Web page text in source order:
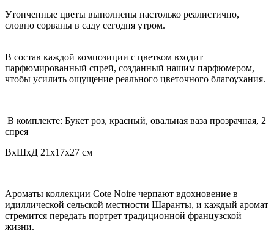
Утонченные цветы выполнены настолько реалистично,
словно сорваны в саду сегодня утром.
В состав каждой композиции с цветком входит
парфюмированный спрей, созданный нашим парфюмером,
чтобы усилить ощущение реального цветочного благоухания.
В комплекте: Букет роз, красный, овальная ваза прозрачная, 2
спрея
ВхШхД 21х17х27 см
Ароматы коллекции Cote Noire черпают вдохновение в
идиллической сельской местности Шаранты, и каждый аромат
стремится передать портрет традиционной французской
жизни.